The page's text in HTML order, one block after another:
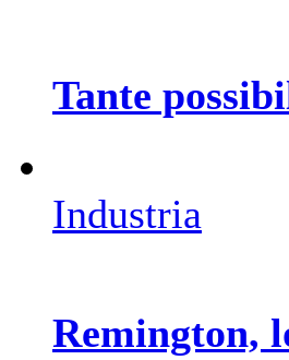
Tante
Industria
Remington,